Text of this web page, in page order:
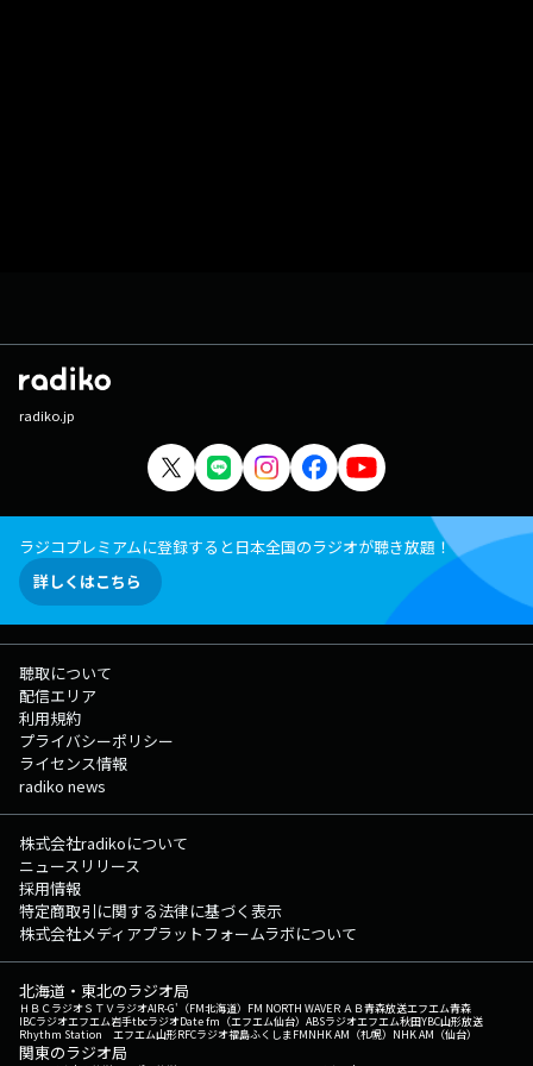
radiko.jp
ラジコプレミアムに登録すると日本全国のラジオが聴き放題！
詳しくはこちら
聴取について
配信エリア
利用規約
プライバシーポリシー
ライセンス情報
radiko news
株式会社radikoについて
ニュースリリース
採用情報
特定商取引に関する法律に基づく表示
株式会社メディアプラットフォームラボについて
北海道・東北のラジオ局
ＨＢＣラジオＳＴＶラジオAIR-G'（FM北海道） FM NORTH WAVEＲＡＢ青森放送エフエム青森
IBCラジオエフエム岩手tbcラジオDate fm（エフエム仙台） ABSラジオエフエム秋田YBC山形放送
Rhythm Station エフエム山形RFCラジオ福島ふくしまFMNHK AM（札幌） NHK AM（仙台）
関東のラジオ局